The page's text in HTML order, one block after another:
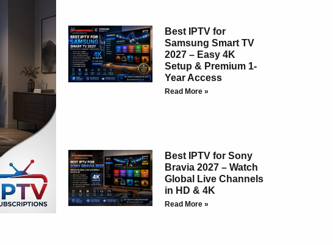
Best IPTV for
Samsung Smart TV
2027 – Easy 4K
Setup & Premium 1-
Year Access
Read More »
Best IPTV for Sony
Bravia 2027 – Watch
Global Live Channels
in HD & 4K
Read More »